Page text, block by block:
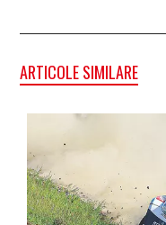
ARTICOLE SIMILARE